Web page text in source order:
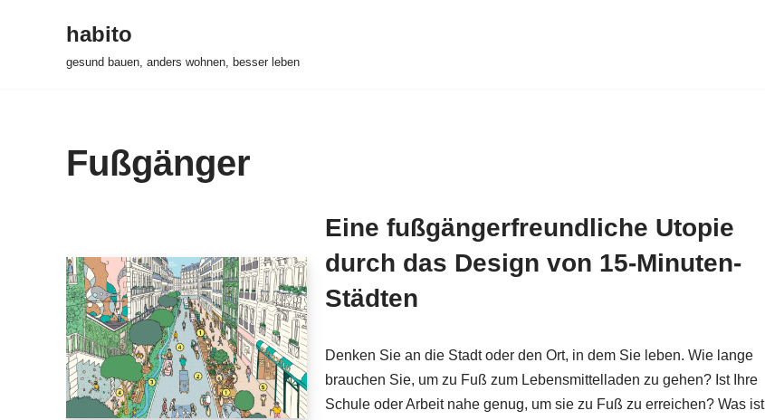
habito
gesund bauen, anders wohnen, besser leben
Fußgänger
Eine fußgängerfreundliche Utopie
durch das Design von 15-Minuten-
Städten
Denken Sie an die Stadt oder den Ort, in dem Sie leben. Wie lange
brauchen Sie, um zu Fuß zum Lebensmittelladen zu gehen? Ist Ihre
Schule oder Arbeit nahe genug, um sie zu Fuß zu erreichen? Was ist